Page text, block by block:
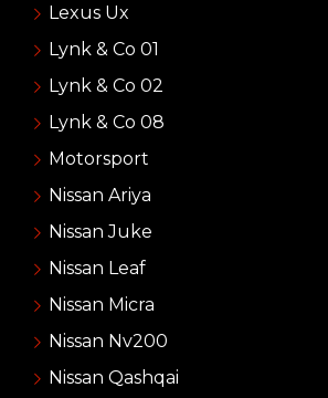
Lexus Ux
Lynk & Co 01
Lynk & Co 02
Lynk & Co 08
Motorsport
Nissan Ariya
Nissan Juke
Nissan Leaf
Nissan Micra
Nissan Nv200
Nissan Qashqai